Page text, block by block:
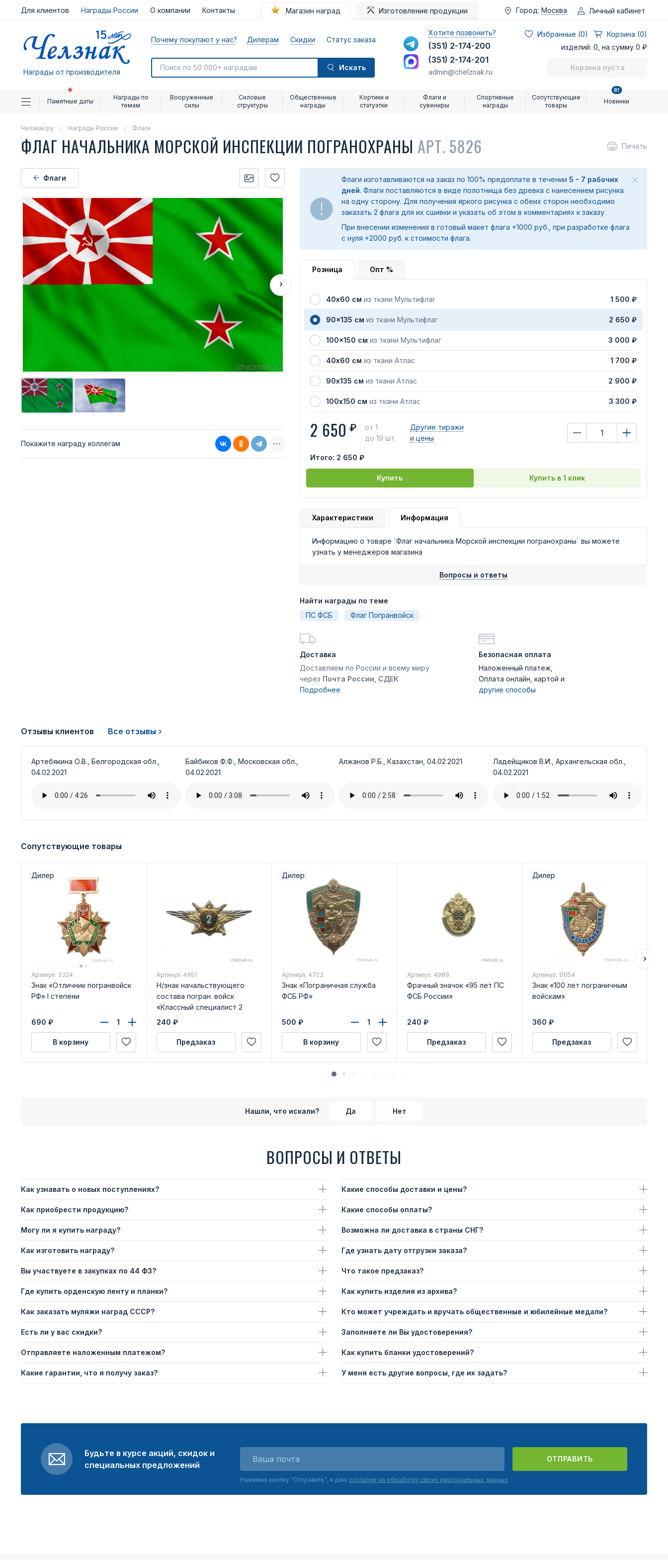
Для клиентов Награды России О компании Контакты Магазин наград Изготовление продукции Город: Москва Личный кабинет
Награды от производителя
Почему покупают у нас? Дилерам Скидки Статус заказа
Искать
Хотите позвонить?
(351) 2-174-200
(351) 2-174-201
admin@chelznak.ru
Избранные (0)
Корзина (0)
изделий: 0, на сумму 0 ₽
Корзина пуста
Памятные даты
Награды по
темам
Вооруженные
силы
Силовые
структуры
Общественные
награды
Кортики и
статуэтки
Флаги и
сувениры
Спортивные
награды
Сопутствующие
товары
Новинки
81
Челзнак.ру Награды России Флаги
ФЛАГ НАЧАЛЬНИКА МОРСКОЙ ИНСПЕКЦИИ ПОГРАНОХРАНЫ АРТ. 5826 Печать
Флаги
Покажите награду коллегам
Флаги изготавливаются на заказ по 100% предоплате в течении 5 - 7 рабочих
дней. Флаги поставляются в виде полотнища без древка с нанесением рисунка
на одну сторону. Для получения яркого рисунка с обеих сторон необходимо
заказать 2 флага для их сшивки и указать об этом в комментариях к заказу.
При внесении изменения в готовый макет флага +1000 руб., при разработке флага
с нуля +2000 руб. к стоимости флага.
Розница Опт %
40х60 см из ткани Мультифлаг 1 500 ₽
90x135 см из ткани Мультифлаг 2 650 ₽
100x150 см из ткани Мультифлаг 3 000 ₽
40х60 см из ткани Атлас 1 700 ₽
90х135 см из ткани Атлас 2 900 ₽
100х150 см из ткани Атлас 3 300 ₽
2 650 ₽
от 1
до 19 шт.
Другие тиражи
и цены
Итого: 2 650 ₽
Купить Купить в 1 клик
Характеристики Информация
Информацию о товаре `Флаг начальника Морской инспекции погранохраны` вы можете
узнать у менеджеров магазина
Вопросы и ответы
Найти награды по теме
ПС ФСБ
Флаг Погранвойск
Доставка
Доставляем по России и всему миру
через Почта России, СДЕК
Подробнее
Безопасная оплата
Наложенный платеж,
Оплата онлайн, картой и
другие способы
Отзывы клиентов Все отзывы
Артебякина О.В., Белгородская обл.,
04.02.2021
Байбиков Ф.Ф., Московская обл.,
04.02.2021
Алжанов Р.Б., Казахстан, 04.02.2021
Ладейщиков В.И., Архангельская обл.,
04.02.2021
Сопутствующие товары
Дилер
Артикул: 3324
Знак «Отличник погранвойск
РФ» I степени
690 ₽
В корзину
Артикул: 4951
Н/знак начальствующего
состава погран. войск
«Классный специалист 2
класса»
240 ₽
Предзаказ
Дилер
Артикул: 4723
Знак «Пограничная служба
ФСБ РФ»
500 ₽
В корзину
Артикул: 4989
Фрачный значок «95 лет ПС
ФСБ России»
240 ₽
Предзаказ
Дилер
Артикул: 11054
Знак «100 лет пограничным
войскам»
360 ₽
Предзаказ
Нашли, что искали? Да Нет
ВОПРОСЫ И ОТВЕТЫ
Как узнавать о новых поступлениях?
Как приобрести продукцию?
Могу ли я купить награду?
Как изготовить награду?
Вы участвуете в закупках по 44 ФЗ?
Где купить орденскую ленту и планки?
Как заказать муляжи наград СССР?
Есть ли у вас скидки?
Отправляете наложенным платежом?
Какие гарантии, что я получу заказ?
Какие способы доставки и цены?
Какие способы оплаты?
Возможна ли доставка в страны СНГ?
Где узнать дату отгрузки заказа?
Что такое предзаказ?
Как купить изделия из архива?
Кто может учреждать и вручать общественные и юбилейные медали?
Заполняете ли Вы удостоверения?
Как купить бланки удостоверений?
У меня есть другие вопросы, где их задать?
Будьте в курсе акций, скидок и
специальных предложений
ОТПРАВИТЬ
Нажимая кнопку "Отправить", я даю согласие на обработку своих персональных данных